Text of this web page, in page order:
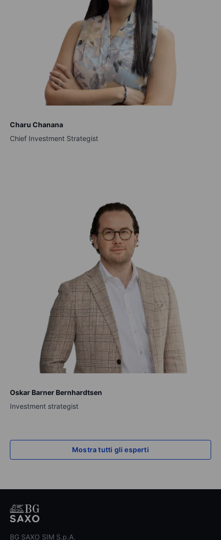
Charu Chanana
Chief Investment Strategist
Oskar Barner Bernhardtsen
Investment strategist
Mostra tutti gli esperti
BG SAXO SIM S.p.A.